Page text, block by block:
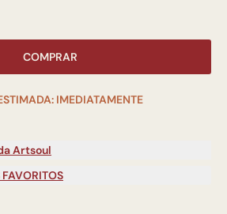
COMPRAR
IMEDIATAMENTE
Artsoul